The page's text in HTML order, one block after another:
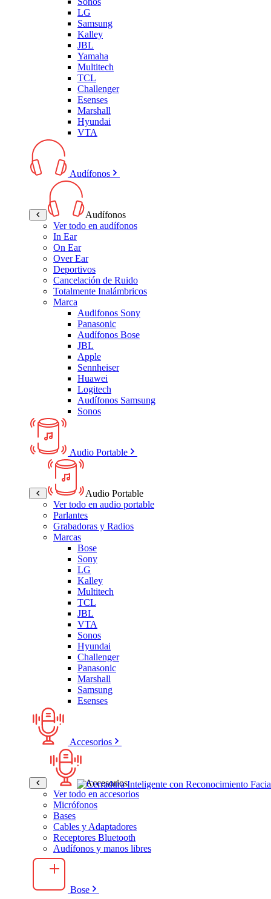
LG
Samsung
Kalley
JBL
Yamaha
Multitech
TCL
Challenger
Esenses
Marshall
Hyundai
VTA
Audífonos
Audífonos
Ver todo en audífonos
In Ear
On Ear
Over Ear
Deportivos
Cancelación de Ruido
Totalmente Inalámbricos
Marca
Audifonos Sony
Panasonic
Audífonos Bose
JBL
Apple
Sennheiser
Huawei
Logitech
Audífonos Samsung
Sonos
Audio Portable
Audio Portable
Ver todo en audio portable
Parlantes
Grabadoras y Radios
Marcas
Bose
Sony
LG
Kalley
Multitech
TCL
JBL
VTA
Sonos
Hyundai
Challenger
Panasonic
Marshall
Samsung
Esenses
Accesorios
Accesorios
Ver todo en accesorios
Micrófonos
Bases
Cables y Adaptadores
Receptores Bluetooth
Audífonos y manos libres
Bose